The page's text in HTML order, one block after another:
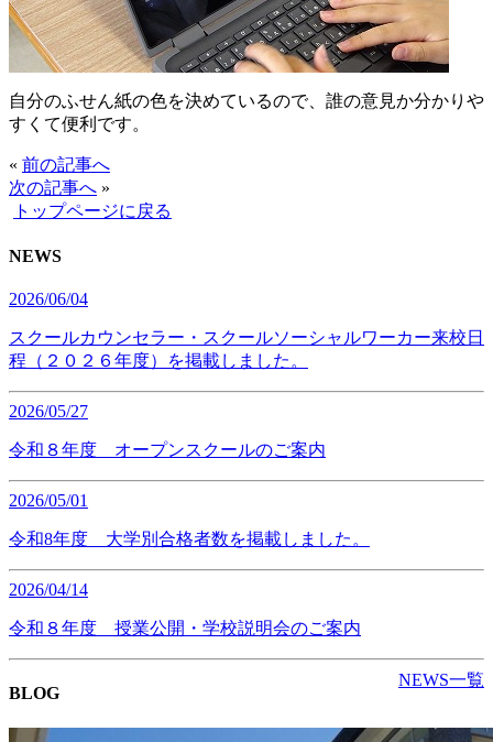
自分のふせん紙の色を決めているので、誰の意見か分かりや
すくて便利です。
« 前の記事へ
次の記事へ »
トップページに戻る
NEWS
2026/06/04
スクールカウンセラー・スクールソーシャルワーカー来校日
程（２０２６年度）を掲載しました。
2026/05/27
令和８年度 オープンスクールのご案内
2026/05/01
令和8年度 大学別合格者数を掲載しました。
2026/04/14
令和８年度 授業公開・学校説明会のご案内
NEWS一覧
BLOG